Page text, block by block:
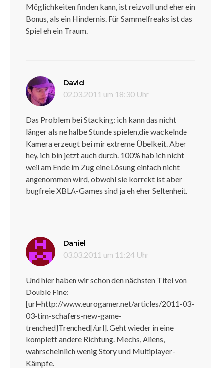
Möglichkeiten finden kann, ist reizvoll und eher ein
Bonus, als ein Hindernis. Für Sammelfreaks ist das
Spiel eh ein Traum.
David
02.03.2011 um 18:30 Uhr
Das Problem bei Stacking: ich kann das nicht
länger als ne halbe Stunde spielen,die wackelnde
Kamera erzeugt bei mir extreme Übelkeit. Aber
hey, ich bin jetzt auch durch. 100% hab ich nicht
weil am Ende im Zug eine Lösung einfach nicht
angenommen wird, obwohl sie korrekt ist aber
bugfreie XBLA-Games sind ja eh eher Seltenheit.
Daniel
03.03.2011 um 11:24 Uhr
Und hier haben wir schon den nächsten Titel von
Double Fine:
[url=http://www.eurogamer.net/articles/2011-03-
03-tim-schafers-new-game-
trenched]Trenched[/url]. Geht wieder in eine
komplett andere Richtung. Mechs, Aliens,
wahrscheinlich wenig Story und Multiplayer-
Kämpfe.